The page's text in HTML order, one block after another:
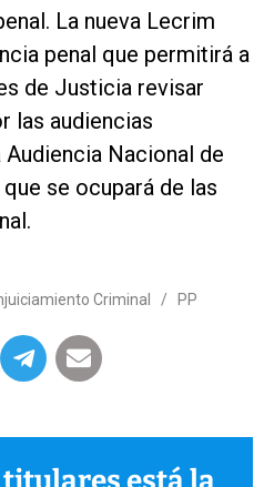
La nueva Lecrim
penal que permitirá a
de Justicia revisar
las audiencias
Nacional de
que se ocupará de las
Criminal / PP